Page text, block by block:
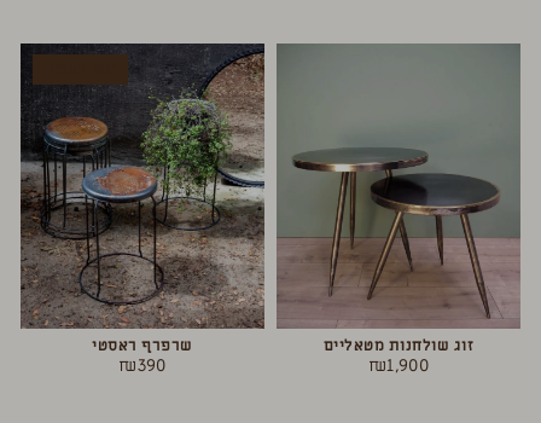
זוג שולחנות מטאליים
₪1,900
שרפרף ראסטי
₪390